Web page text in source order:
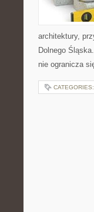
architektury,
Dolnego
nie ogranicza
CATEGORIES: